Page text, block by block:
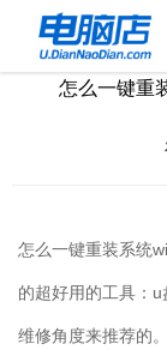
怎么一键重
怎么一键重装系统
的超好用的工具：
维修角度来推荐的。